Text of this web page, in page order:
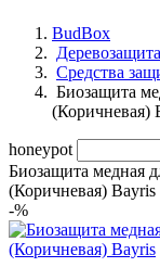
BudBox
Средства
Биозащита
(Коричневая)
honeypot
Биозащита медная
(Коричневая) Bayris
-%